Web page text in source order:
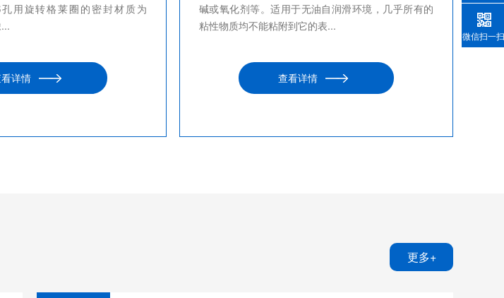
用旋转格莱圈的密封材质为
详情
碱或氧化剂等。适用于无油自润滑环境，几乎所有的
粘性物质均不能粘附到它的表...
查看详情
更多+
微信扫一扫